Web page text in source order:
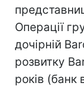
Операції
дочірній
розвитку
років (банк